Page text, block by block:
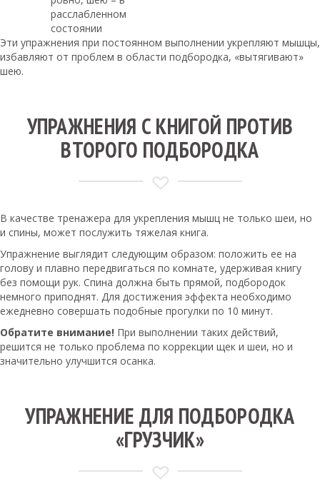
расслабленном
состоянии
Эти упражнения при постоянном выполнении укрепляют мышцы,
избавляют от проблем в области подбородка, «вытягивают»
шею.
УПРАЖНЕНИЯ С КНИГОЙ ПРОТИВ
ВТОРОГО ПОДБОРОДКА
В качестве тренажера для укрепления мышц не только шеи, но
и спины, может послужить тяжелая книга.
Упражнение выглядит следующим образом: положить ее на
голову и плавно передвигаться по комнате, удерживая книгу
без помощи рук. Спина должна быть прямой, подбородок
немного приподнят. Для достижения эффекта необходимо
ежедневно совершать подобные прогулки по 10 минут.
Обратите внимание! При выполнении таких действий,
решится не только проблема по коррекции щек и шеи, но и
значительно улучшится осанка.
УПРАЖНЕНИЕ ДЛЯ ПОДБОРОДКА
«ГРУЗЧИК»